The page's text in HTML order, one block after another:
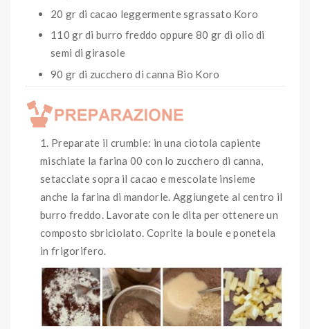
20 gr di cacao leggermente sgrassato Koro
110 gr di burro freddo oppure 80 gr di olio di
semi di girasole
90 gr di zucchero di canna Bio Koro
Preparate il crumble: in una ciotola capiente
mischiate la farina 00 con lo zucchero di canna,
setacciate sopra il cacao e mescolate insieme
anche la farina di mandorle. Aggiungete al centro il
burro freddo. Lavorate con le dita per ottenere un
composto sbriciolato. Coprite la boule e ponetela
in frigorifero.